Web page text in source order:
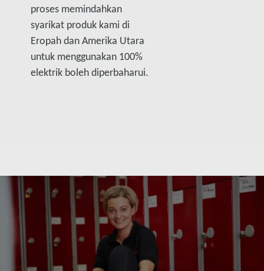
proses memindahkan
syarikat produk kami di
Eropah dan Amerika Utara
untuk menggunakan 100%
elektrik boleh diperbaharui.